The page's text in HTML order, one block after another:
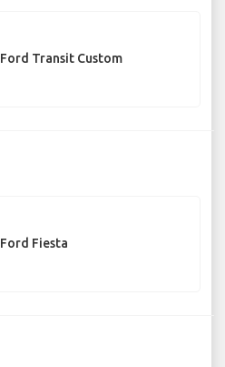
Ford Transit Custom
Ford Fiesta